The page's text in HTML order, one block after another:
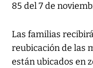
85 del 7 de
Las familias
reubicación de las
están ubicados en